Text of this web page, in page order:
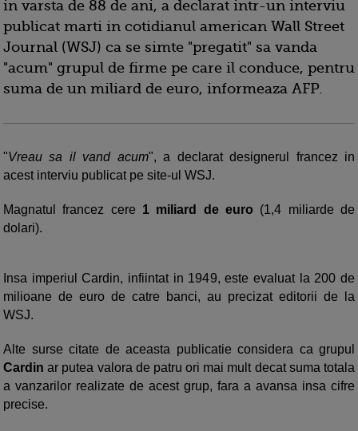
in varsta de 88 de ani, a declarat intr-un interviu
publicat marti in cotidianul american Wall Street
Journal (WSJ) ca se simte "pregatit" sa vanda
"acum" grupul de firme pe care il conduce, pentru
suma de un miliard de euro, informeaza AFP.
"Vreau sa il vand acum", a declarat designerul francez in
acest interviu publicat pe site-ul WSJ.
Magnatul francez cere 1 miliard de euro (1,4 miliarde de
dolari).
Insa imperiul Cardin, infiintat in 1949, este evaluat la 200 de
milioane de euro de catre banci, au precizat editorii de la
WSJ.
Alte surse citate de aceasta publicatie considera ca grupul
Cardin ar putea valora de patru ori mai mult decat suma totala
a vanzarilor realizate de acest grup, fara a avansa insa cifre
precise.